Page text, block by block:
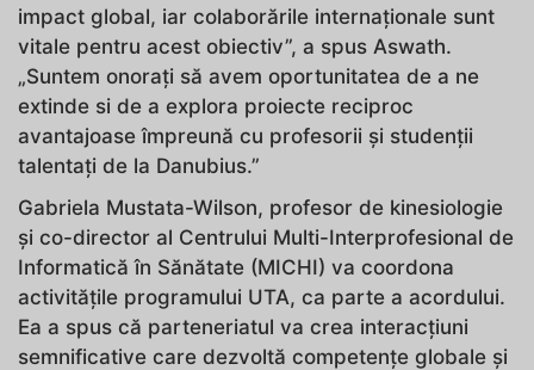
impact global, iar colaborările internaționale sunt
vitale pentru acest obiectiv”, a spus Aswath.
„Suntem onorați să avem oportunitatea de a ne
extinde si de a explora proiecte reciproc
avantajoase împreună cu profesorii și studenții
talentați de la Danubius.”
Gabriela Mustata-Wilson, profesor de kinesiologie
și co-director al Centrului Multi-Interprofesional de
Informatică în Sănătate (MICHI) va coordona
activitățile programului UTA, ca parte a acordului.
Ea a spus că parteneriatul va crea interacțiuni
semnificative care dezvoltă competențe globale și